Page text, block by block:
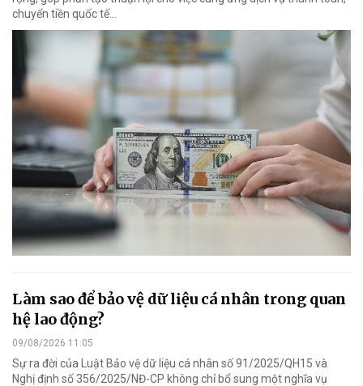
chuyển tiền quốc tế...
Làm sao để bảo vệ dữ liệu cá nhân trong quan
hệ lao động?
09/08/2026 11:05
Sự ra đời của Luật Bảo vệ dữ liệu cá nhân số 91/2025/QH15 và
Nghị định số 356/2025/NĐ-CP không chỉ bổ sung một nghĩa vụ